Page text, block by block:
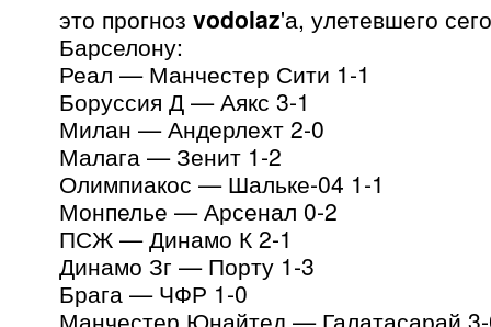
это прогноз vodolaz'а, улетевшего
Барселону:
Реал — Манчестер Сити 1-1
Боруссия Д — Аякс 3-1
Милан — Андерлехт 2-0
Малага — Зенит 1-2
Олимпиакос — Шальке-04 1-1
Монпелье — Арсенал 0-2
ПСЖ — Динамо К 2-1
Динамо Зг — Порту 1-3
Брага — ЧФР 1-0
Манчестер Юнайтед — Галатасарай